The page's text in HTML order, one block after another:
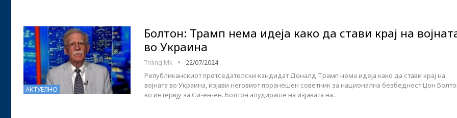
АКТУЕЛНО
Болтон: Трамп нема идеја како да стави крај на
во Украина
Triling Mk 22/07/2024
Републиканскиот претседателски кандидат Доналд Трамп нема идеја како да стави крај на
војната во Украина, изјави неговиот поранешен советник за национална безбедност Џон
во интервју за Си-ен-ен. Болтон алудираше на изјавата на…